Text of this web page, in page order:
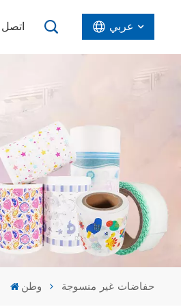
اتصل عربي
عربي
وطن حفاضات غير منسوجة